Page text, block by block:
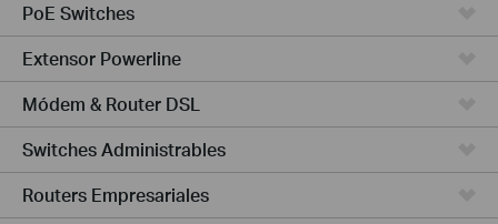
PoE Switches
Extensor Powerline
Módem & Router DSL
Switches Administrables
Routers Empresariales